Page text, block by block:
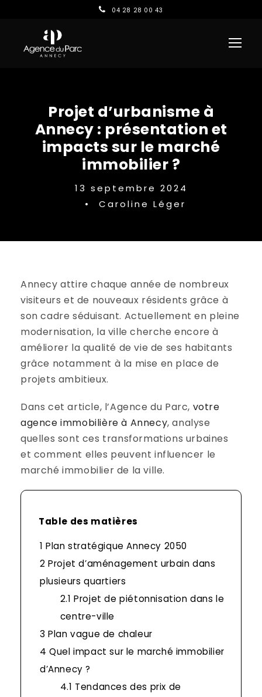
04 28 28 00 43
Projet d’urbanisme à
Annecy : présentation et
impacts sur le marché
immobilier ?
13 septembre 2024
•
Caroline Léger
Annecy attire chaque année de nombreux
visiteurs et de nouveaux résidents grâce à
son cadre séduisant. Actuellement en pleine
modernisation, la ville cherche encore à
améliorer la qualité de vie de ses habitants
grâce notamment à la mise en place de
projets ambitieux.
Dans cet article, l’Agence du Parc, votre
agence immobilière à Annecy, analyse
quelles sont ces transformations urbaines
et comment elles peuvent influencer le
marché immobilier de la ville.
Table des matières
1 Plan stratégique Annecy 2050
2 Projet d’aménagement urbain dans
plusieurs quartiers
2.1 Projet de piétonnisation dans le
centre-ville
3 Plan vague de chaleur
4 Quel impact sur le marché immobilier
d’Annecy ?
4.1 Tendances des prix de